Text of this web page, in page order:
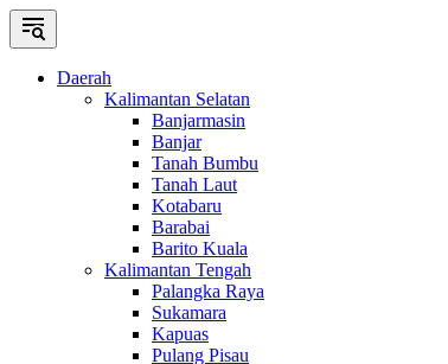
Daerah
Kalimantan Selatan
Banjarmasin
Banjar
Tanah Bumbu
Tanah Laut
Kotabaru
Barabai
Barito Kuala
Kalimantan Tengah
Palangka Raya
Sukamara
Kapuas
Pulang Pisau